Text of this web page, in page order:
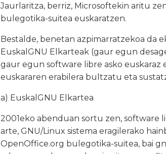
Jaurlaritza, berriz, Microsoftekin aritu
bulegotika-suitea euskaratzen.
Bestalde, benetan azpimarratzekoa da
EuskalGNU Elkarteak (gaur egun
gaur egun software libre asko euskaraz
euskararen erabilera bultzatu eta
a) EuskalGNU Elkartea
2001eko abenduan sortu zen, software
arte, GNU/Linux sistema eragilerako
OpenOffice.org bulegotika-suitea, bai